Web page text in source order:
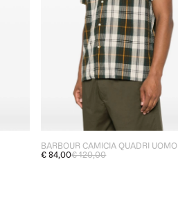
BARBOUR CAMICIA QUADRI UOMO
€ 84,00€ 120,00